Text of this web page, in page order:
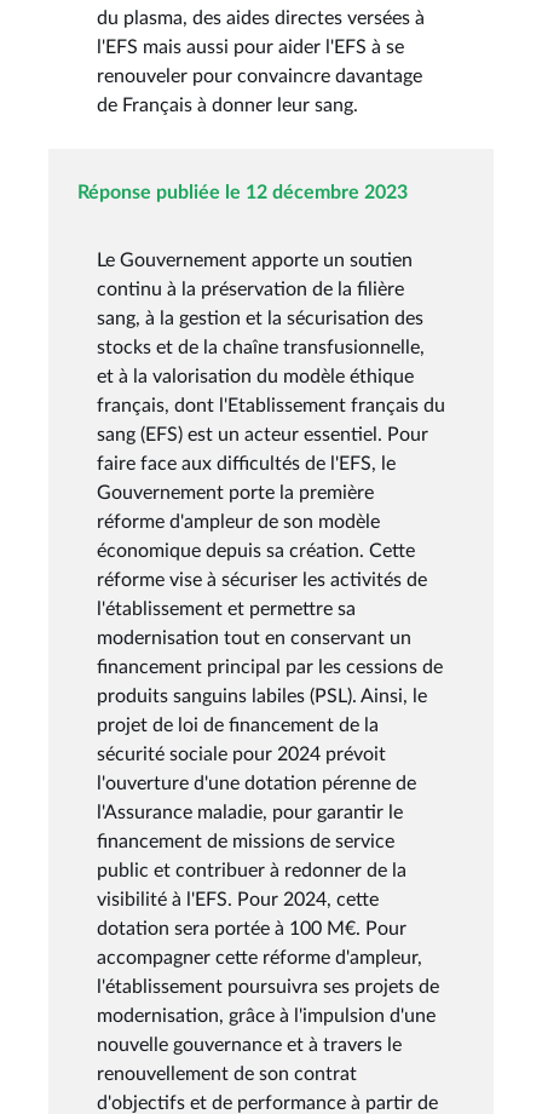
du plasma, des aides directes versées à
l'EFS mais aussi pour aider l'EFS à se
renouveler pour convaincre davantage
de Français à donner leur sang.
Réponse publiée le 12 décembre 2023
Le Gouvernement apporte un soutien
continu à la préservation de la filière
sang, à la gestion et la sécurisation des
stocks et de la chaîne transfusionnelle,
et à la valorisation du modèle éthique
français, dont l'Etablissement français du
sang (EFS) est un acteur essentiel. Pour
faire face aux difficultés de l'EFS, le
Gouvernement porte la première
réforme d'ampleur de son modèle
économique depuis sa création. Cette
réforme vise à sécuriser les activités de
l'établissement et permettre sa
modernisation tout en conservant un
financement principal par les cessions de
produits sanguins labiles (PSL). Ainsi, le
projet de loi de financement de la
sécurité sociale pour 2024 prévoit
l'ouverture d'une dotation pérenne de
l'Assurance maladie, pour garantir le
financement de missions de service
public et contribuer à redonner de la
visibilité à l'EFS. Pour 2024, cette
dotation sera portée à 100 M€. Pour
accompagner cette réforme d'ampleur,
l'établissement poursuivra ses projets de
modernisation, grâce à l'impulsion d'une
nouvelle gouvernance et à travers le
renouvellement de son contrat
d'objectifs et de performance à partir de